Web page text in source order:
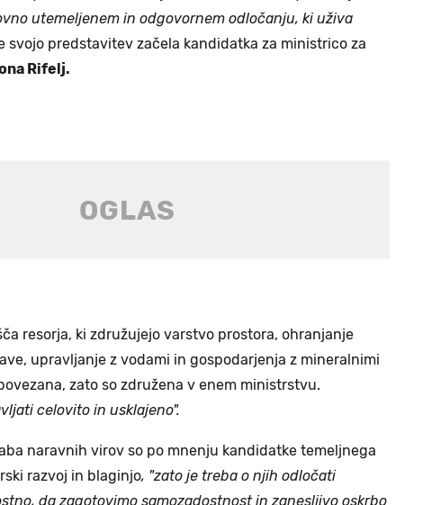
utemeljenem in odgovornem odločanju, ki uživa
svojo predstavitev začela kandidatka za ministrico za
Rifelj.
resorja, ki združujejo varstvo prostora, ohranjanje
upravljanje z vodami in gospodarjenja z mineralnimi
zato so združena v enem ministrstvu.
celovito in usklajeno".
naravnih virov so po mnenju kandidatke temeljnega
razvoj in blaginjo, "zato je treba o njih odločati
da zagotovimo samozadostnost in zanesljivo oskrbo